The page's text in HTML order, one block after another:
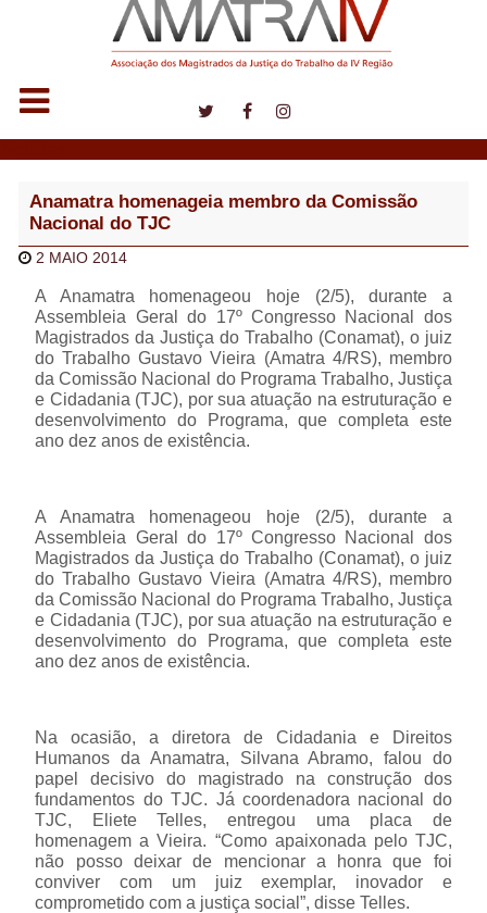
Anamatra homenageia membro da Comissão
Nacional do TJC
2 MAIO 2014
A Anamatra homenageou hoje (2/5), durante a
Assembleia Geral do 17º Congresso Nacional dos
Magistrados da Justiça do Trabalho (Conamat), o juiz
do Trabalho Gustavo Vieira (Amatra 4/RS), membro
da Comissão Nacional do Programa Trabalho, Justiça
e Cidadania (TJC), por sua atuação na estruturação e
desenvolvimento do Programa, que completa este
ano dez anos de existência.
A Anamatra homenageou hoje (2/5), durante a
Assembleia Geral do 17º Congresso Nacional dos
Magistrados da Justiça do Trabalho (Conamat), o juiz
do Trabalho Gustavo Vieira (Amatra 4/RS), membro
da Comissão Nacional do Programa Trabalho, Justiça
e Cidadania (TJC), por sua atuação na estruturação e
desenvolvimento do Programa, que completa este
ano dez anos de existência.
Na ocasião, a diretora de Cidadania e Direitos
Humanos da Anamatra, Silvana Abramo, falou do
papel decisivo do magistrado na construção dos
fundamentos do TJC. Já coordenadora nacional do
TJC, Eliete Telles, entregou uma placa de
homenagem a Vieira. “Como apaixonada pelo TJC,
não posso deixar de mencionar a honra que foi
conviver com um juiz exemplar, inovador e
comprometido com a justiça social”, disse Telles.